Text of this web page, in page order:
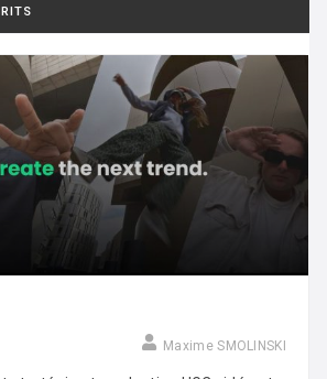
Maxime SMOLINSKI